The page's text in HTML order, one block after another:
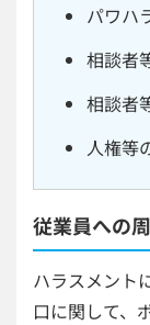
パワハ
相談者
相談者
人権等
従業員への
ハラスメント
口に関して、